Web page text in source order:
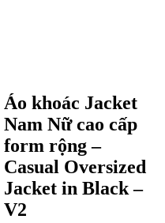
Áo khoác Jacket
Nam Nữ cao cấp
form rộng –
Casual Oversized
Jacket in Black –
V2